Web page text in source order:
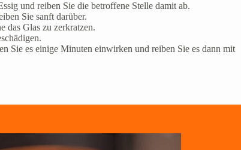
und reiben Sie die betroffene Stelle damit ab.
Sie sanft darüber.
das Glas zu zerkratzen.
Sie es einige Minuten einwirken und reiben Sie es dann mit